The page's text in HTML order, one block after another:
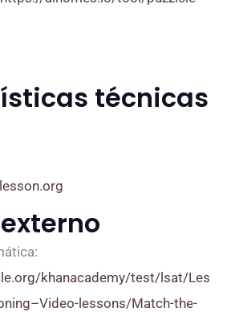
técnicas
khanacademy/test/lsat/Les
lessons/Match-the-